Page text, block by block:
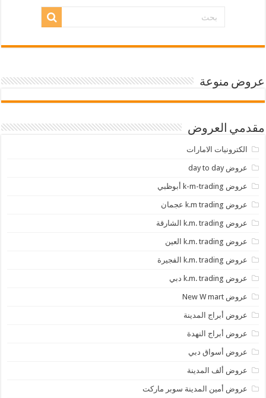
عروض منوعة
مقدمي العروض
الكترونيات الامارات
عروض day to day
عروض k-m-trading أبوظبي
عروض k.m trading عجمان
عروض k.m. trading الشارقة
عروض k.m. trading العين
عروض k.m. trading الفجيرة
عروض k.m. trading دبي
عروض New W mart
عروض أبراج المدينة
عروض أبراج النهدة
عروض أسواق دبي
عروض ألف المدينة
عروض أمين المدينة سوبر ماركت